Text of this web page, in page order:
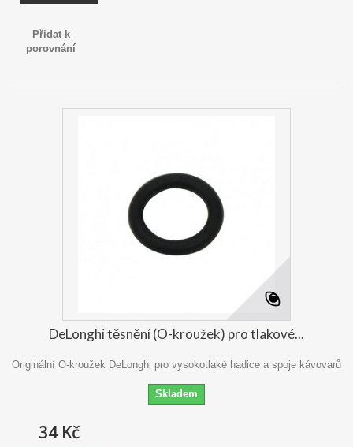
Přidat k
porovnání
DeLonghi těsnění (O-kroužek) pro tlakové...
Originální O-kroužek DeLonghi pro vysokotlaké hadice a spoje kávovarů
Skladem
34 Kč